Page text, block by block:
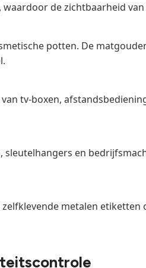
de zichtbaarheid
potten. De
tv-boxen,
en
metalen